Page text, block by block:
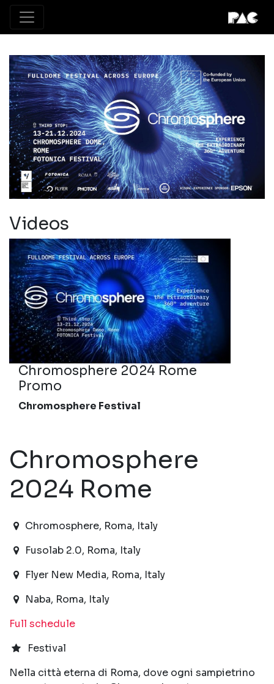
Videos
Chromosphere 2024 Rome
Promo
Chromosphere Festival
Chromosphere
2024 Rome
2024-12-13T11:00:00.000Z|2024-12-
Chromosphere, Roma, Italy
Fusolab 2.0, Roma, Italy
Flyer New Media, Roma, Italy
Naba, Roma, Italy
Full schedule
Festival
Nella città eterna di Roma, dove ogni sampietrino